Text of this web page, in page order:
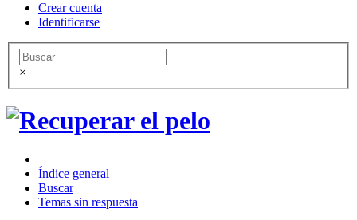
Crear cuenta
Identificarse
×
Índice general
Buscar
Temas sin respuesta